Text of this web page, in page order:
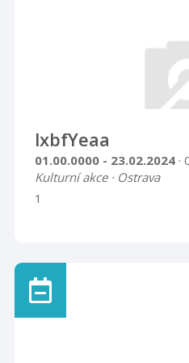
lxbfYeaa
01.00.0000 - 23.02.2024 ·
Kulturní akce · Ostrava
1